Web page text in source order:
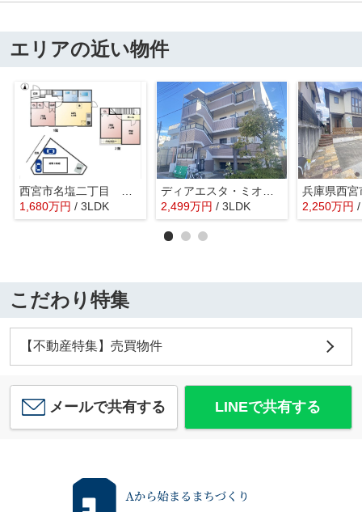
エリアの近い物件
西宮市名塩二丁目 中古戸建
1,680万円 / 3LDK
ディアエスタ・ミオ甲子園一番町
2,499万円 / 3LDK 2,250万円
こだわり特集
【不動産特集】売買物件
メールで共有する LINEで共有する